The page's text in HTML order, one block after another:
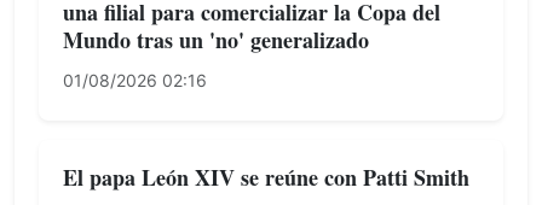
una filial para comercializar la Copa del
Mundo tras un 'no' generalizado
01/08/2026 02:16
El papa León XIV se reúne con Patti Smith